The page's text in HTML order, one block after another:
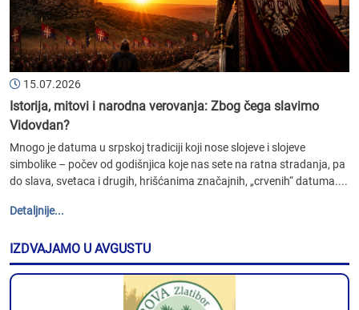
15.07.2026
Istorija, mitovi i narodna verovanja: Zbog čega slavimo
Vidovdan?
Mnogo je datuma u srpskoj tradiciji koji nose slojeve i slojeve
simbolike – počev od godišnjica koje nas sete na ratna stradanja, pa
do slava, svetaca i drugih, hrišćanima značajnih, „crvenih“ datuma....
Detaljnije...
IZDVAJAMO U AVGUSTU